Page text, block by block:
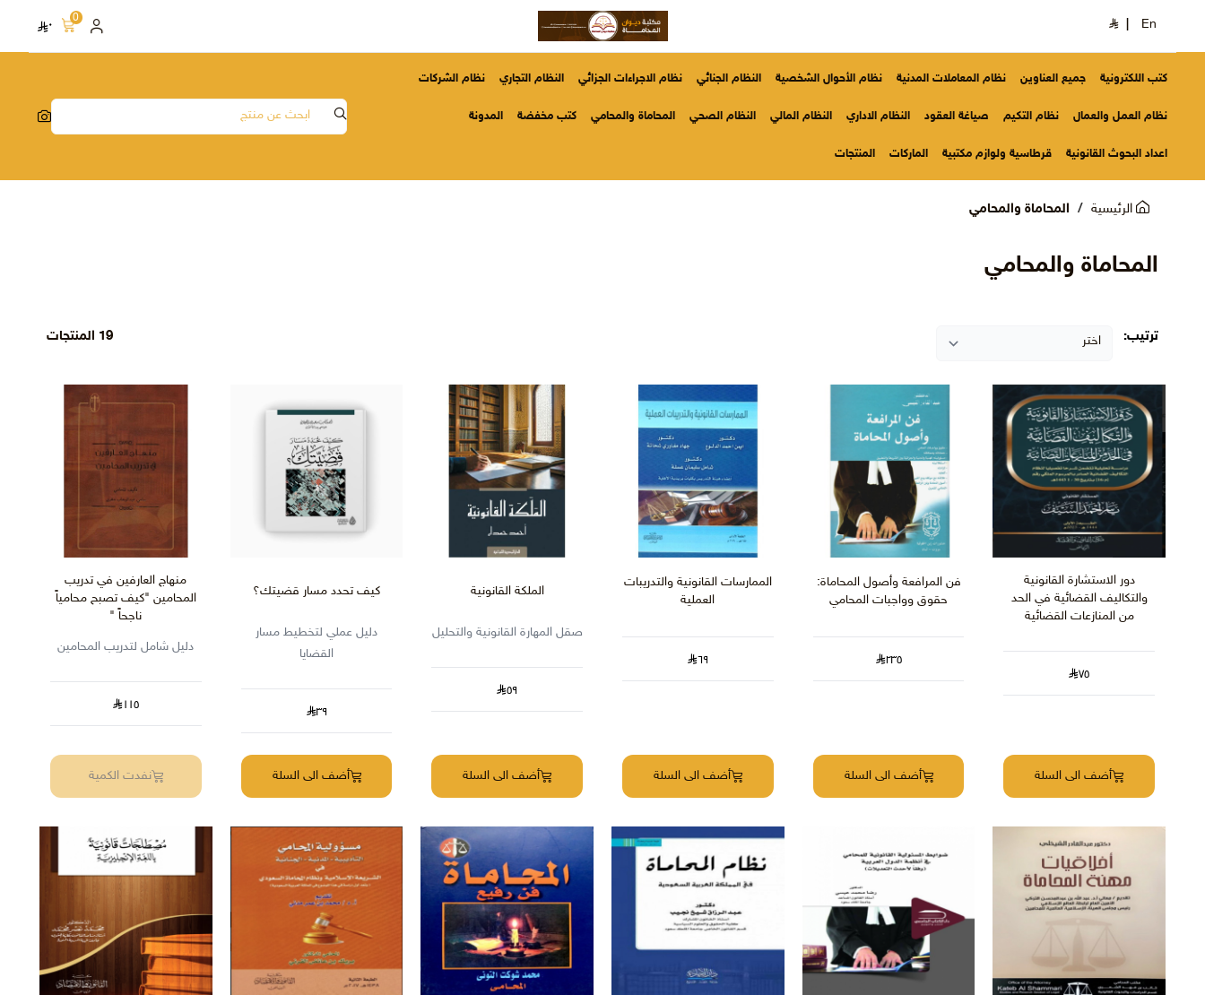
En
0 ٠
كتب اللكترونية جميع العناوين نظام المعاملات المدنية نظام الأحوال الشخصية النظام الجنائي نظام الاجراءات الجزائي النظام التجاري نظام الشركات
نظام العمل والعمال نظام التكيم صياغة العقود النظام الاداري النظام المالي النظام الصحي المحاماة والمحامي كتب مخفضة المدونة
اعداد البحوث القانونية قرطاسية ولوازم مكتبية الماركات المنتجات
الرئيسية المحاماة والمحامي
المحاماة والمحامي
ترتيب: 19 المنتجات
دور الاستشارة القانونية
والتكاليف القضائية في الحد
من المنازعات القضائية
٧٥
أضف الى السلة
فن المرافعة وأصول المحاماة:
حقوق وواجبات المحامي
٢٣٥
أضف الى السلة
الممارسات القانونية والتدريبات
العملية
٦٩
أضف الى السلة
الملكة القانونية‎
صقل المهارة القانونية والتحليل
٥٩
أضف الى السلة
كيف تحدد مسار قضيتك؟
دليل عملي لتخطيط مسار
القضايا
٣٩
أضف الى السلة
منهاج العارفين في تدريب
المحامين‎ "كيف تصبح محامياً
ناجحاً "
دليل شامل لتدريب المحامين
١١٥
نفدت الكمية